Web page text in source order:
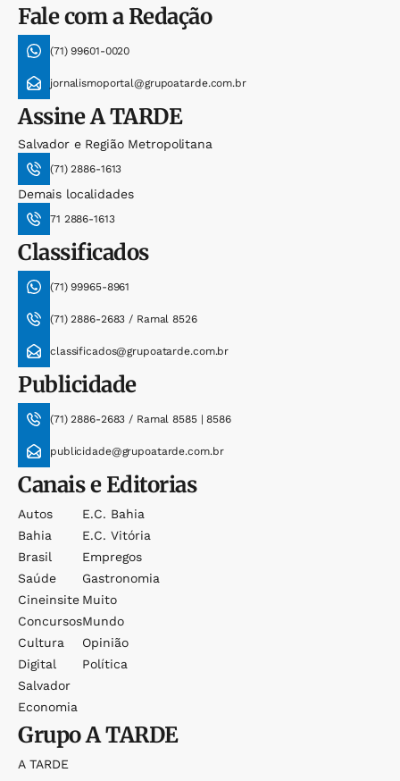
Fale com a Redação
(71) 99601-0020
jornalismoportal@grupoatarde.com.br
AssineA TARDE
Salvador e Região Metropolitana
(71) 2886-1613
Demais localidades
71 2886-1613
Classificados
(71) 99965-8961
(71) 2886-2683 / Ramal 8526
classificados@grupoatarde.com.br
Publicidade
(71) 2886-2683 / Ramal 8585 | 8586
publicidade@grupoatarde.com.br
Canais e Editorias
Autos
Bahia
Brasil
Saúde
Cineinsite
Concursos
Cultura
Digital
Salvador
Economia
E.c. Bahia
E.c. Vitória
Empregos
Gastronomia
Muito
Mundo
Opinião
Política
GrupoA TARDE
A TARDE